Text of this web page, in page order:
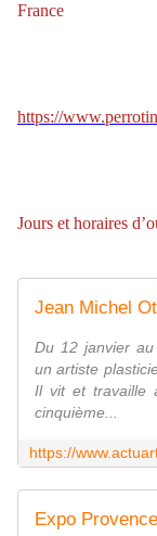
France
https://
Jours et horaires
Jean Michel
Du 12 janvier
un artiste
Il vit et travaille
cinquième...